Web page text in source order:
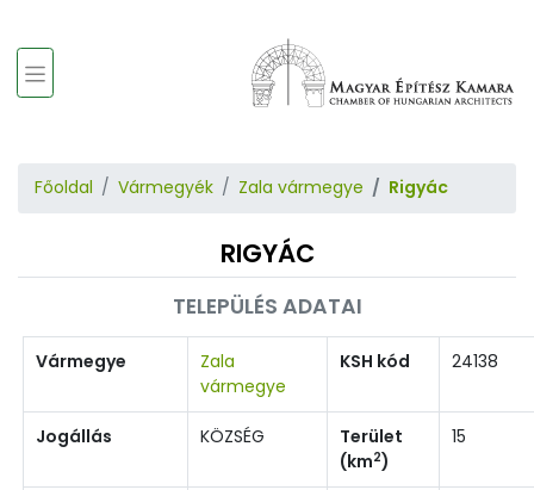
Főoldal Vármegyék Zala vármegye Rigyác
RIGYÁC
TELEPÜLÉS ADATAI
Vármegye
Zala
vármegye
KSH kód 24138
Jogállás KÖZSÉG
Terület
(km2)
15